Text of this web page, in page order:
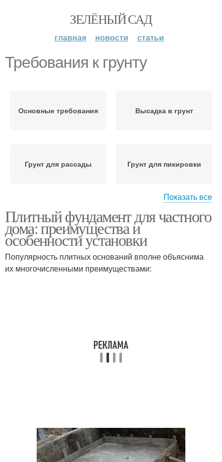
ЗЕЛЁНЫЙ САД
главная новости статьи
Требования к грунту
Основные требования Высадка в грунт
Грунт для рассады Грунт для пикировки
Грунт в теплице Тепличный грунт
Высадка в открытый
Посадки в грунт
Показать все
Плитный фундамент для частного
дома: преимущества и
особенности установки
Популярность плитных оснований вполне объяснима
их многочисленными преимуществами: